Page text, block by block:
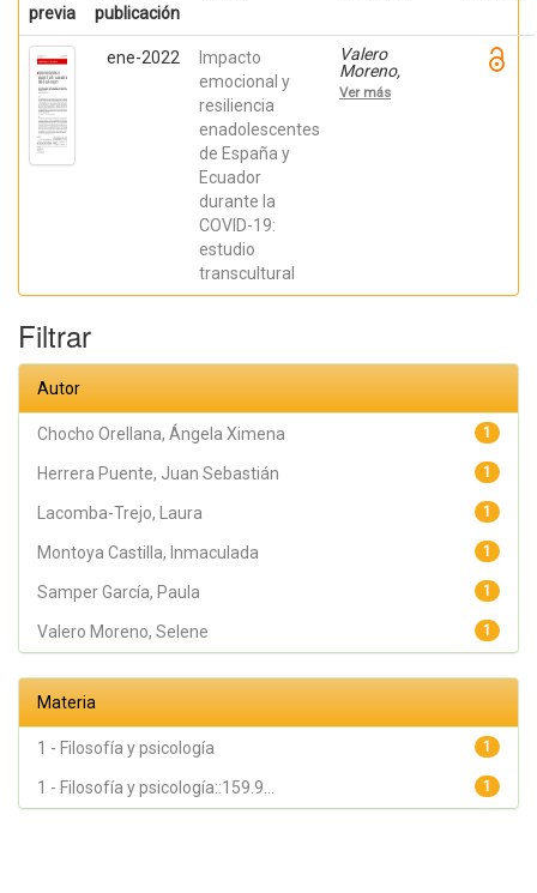
previa
publicación
ene-2022
Impacto
emocional y
resiliencia
enadolescentes
de España y
Ecuador
durante la
COVID-19:
estudio
transcultural
Valero
Moreno,
Selene;
LacombaTrejo,
Ver más
Filtrar
Autor
1
Chocho Orellana, Ángela Ximena
1
Herrera Puente, Juan Sebastián
1
Lacomba-Trejo, Laura
1
Montoya Castilla, Inmaculada
1
Samper García, Paula
1
Valero Moreno, Selene
Materia
1
1 - Filosofía y psicología
1
1 - Filosofía y psicología::159.9...